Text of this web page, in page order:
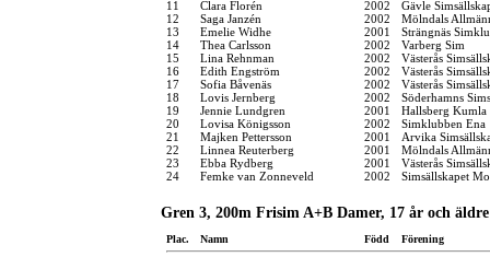
11
Clara Florén 2002
Gävle
12
Saga Janzén 2002
Mölndals
13
Emelie Widhe 2001
Strängnäs
14
Thea Carlsson 2002
Varberg Sim
15
Lina Rehnman 2002
Västerås
16
Edith Engström 2002
Västerås
17
Sofia Båvenäs 2002
Västerås
18
Lovis Jernberg 2002
Söderhamns
19
Jennie Lundgren 2001
Hallsberg
20
Lovisa Königsson 2002
Simklubben Ena
21
Majken Pettersson 2001
Arvika
22
Linnea Reuterberg 2001
Mölndals
23
Ebba Rydberg 2001
Västerås
24
Femke van Zonneveld 2002 Simsällskapet
Gren 3, 200m Frisim A+B Damer, 17 år och äldre
Plac. Namn Född Förening